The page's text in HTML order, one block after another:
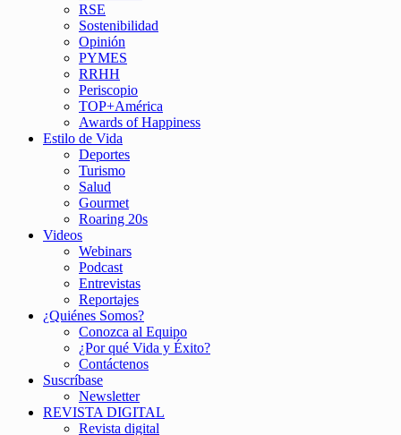
RSE
Sostenibilidad
Opinión
PYMES
RRHH
Periscopio
TOP+América
Awards of Happiness
Estilo de Vida
Deportes
Turismo
Salud
Gourmet
Roaring 20s
Videos
Webinars
Podcast
Entrevistas
Reportajes
¿Quiénes Somos?
Conozca al Equipo
¿Por qué Vida y Éxito?
Contáctenos
Suscríbase
Newsletter
REVISTA DIGITAL
Revista digital